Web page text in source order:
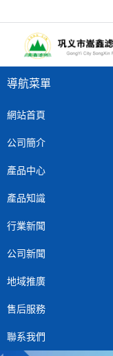
導航菜單
網站首頁
公司簡介
產品中心
產品知識
行業新聞
公司新聞
地域推廣
售后服務
聯系我們